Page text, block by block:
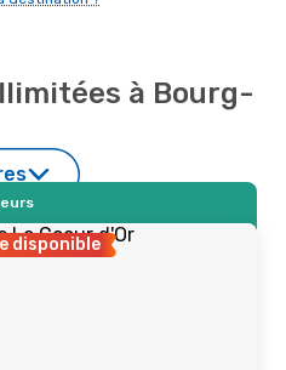
à Bourg-
disponible